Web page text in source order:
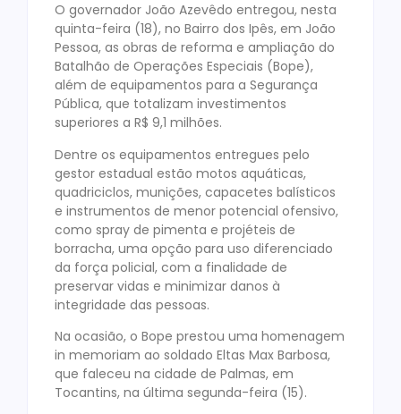
O governador João Azevêdo entregou, nesta
quinta-feira (18), no Bairro dos Ipês, em João
Pessoa, as obras de reforma e ampliação do
Batalhão de Operações Especiais (Bope),
além de equipamentos para a Segurança
Pública, que totalizam investimentos
superiores a R$ 9,1 milhões.
Dentre os equipamentos entregues pelo
gestor estadual estão motos aquáticas,
quadriciclos, munições, capacetes balísticos
e instrumentos de menor potencial ofensivo,
como spray de pimenta e projéteis de
borracha, uma opção para uso diferenciado
da força policial, com a finalidade de
preservar vidas e minimizar danos à
integridade das pessoas.
Na ocasião, o Bope prestou uma homenagem
in memoriam ao soldado Eltas Max Barbosa,
que faleceu na cidade de Palmas, em
Tocantins, na última segunda-feira (15).